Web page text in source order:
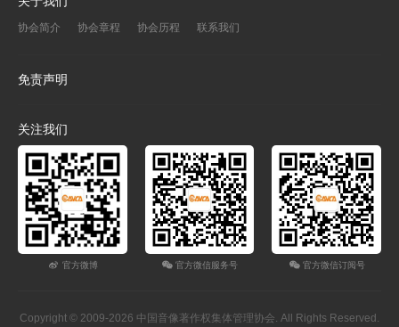
协会简介 协会章程 协会历程 联系我们
免责声明
关注我们
官方微博 官方微信服务号 官方微信订阅号
Copyright © 2009-2026 中国音像著作权集体管理协会. All Rights Reserved.